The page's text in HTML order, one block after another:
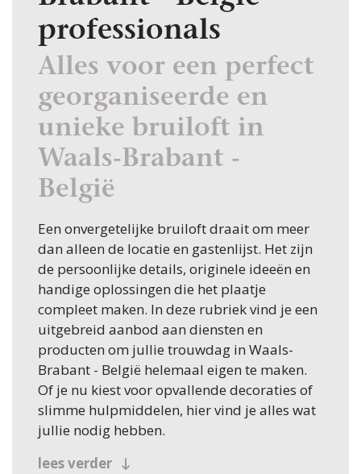
professionals
Alles voor een perfect
georganiseerde en
unieke bruiloft in
Waals-Brabant -
België
Een onvergetelijke bruiloft draait om meer
dan alleen de locatie en gastenlijst. Het zijn
de persoonlijke details, originele ideeën en
handige oplossingen die het plaatje
compleet maken. In deze rubriek vind je een
uitgebreid aanbod aan diensten en
producten om jullie trouwdag in Waals-
Brabant - België helemaal eigen te maken.
Of je nu kiest voor opvallende decoraties of
slimme hulpmiddelen, hier vind je alles wat
jullie nodig hebben.
Maak indruk met bijzondere
lees verder